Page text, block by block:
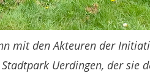
mit den Akteuren der
Uerdingen, der sie